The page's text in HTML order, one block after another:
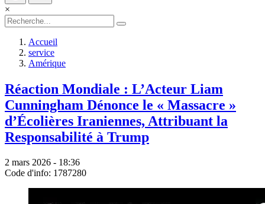
×
Accueil
service
Amérique
Réaction Mondiale : L’Acteur Liam
Cunningham Dénonce le « Massacre »
d’Écolières Iraniennes, Attribuant la
Responsabilité à Trump
2 mars 2026 - 18:36
Code d'info: 1787280